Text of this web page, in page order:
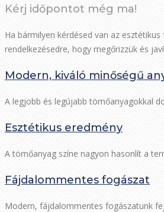
Kérj időpontot még ma!
Ha bármilyen kérdésed van az
rendelkezésedre, hogy megőrizzük és
Modern, kiváló minőségű
A legjobb és legújabb tömőanyagokkal
Esztétikus eredmény
A tömőanyag színe nagyon hasonlít a
Fájdalommentes fogászat
Modern, fájdalommentes fogászatunk